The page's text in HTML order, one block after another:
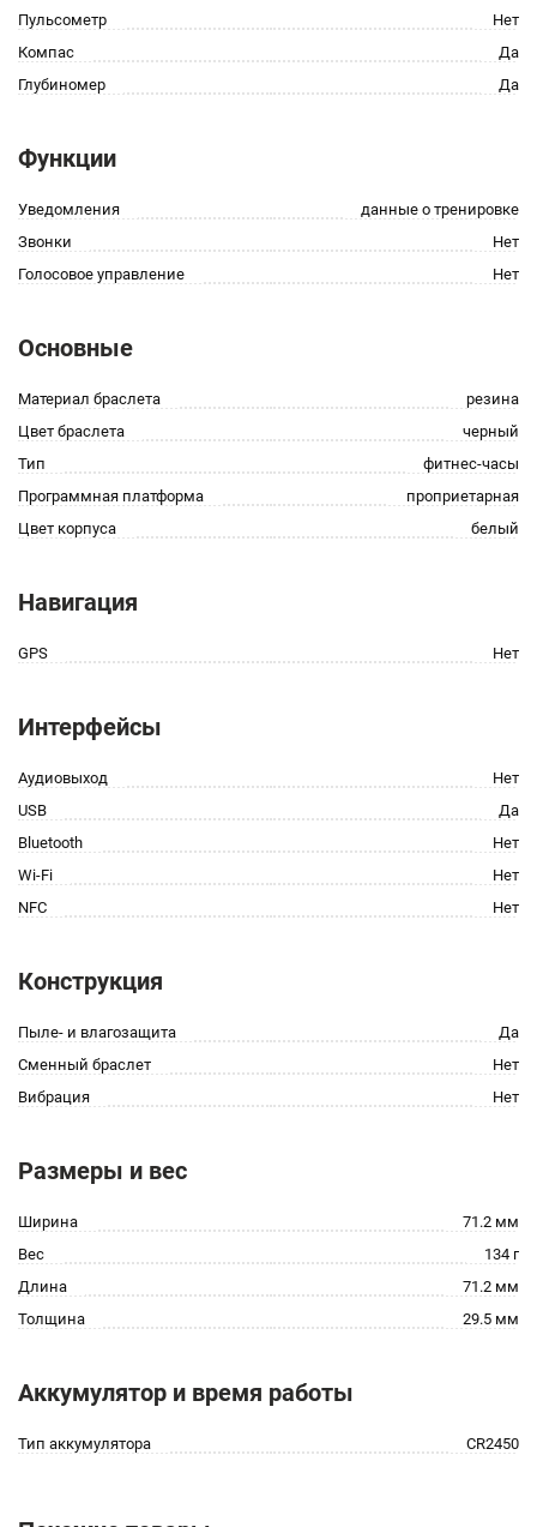
Пульсометр
Нет
Компас
Да
Глубиномер
Да
Функции
Уведомления
данные о тренировке
Звонки
Нет
Голосовое управление
Нет
Основные
Материал браслета
резина
Цвет браслета
черный
Тип
фитнес-часы
Программная платформа
проприетарная
Цвет корпуса
белый
Навигация
GPS Нет
Интерфейсы
Аудиовыход
Нет
USB
Да
Bluetooth
Нет
Wi-Fi
Нет
NFC
Нет
Конструкция
Пыле- и влагозащита
Да
Сменный браслет
Нет
Вибрация
Нет
Размеры и вес
Ширина
71.2 мм
Вес
134 г
Длина
71.2 мм
Толщина
29.5 мм
Аккумулятор и время работы
Тип аккумулятора CR2450